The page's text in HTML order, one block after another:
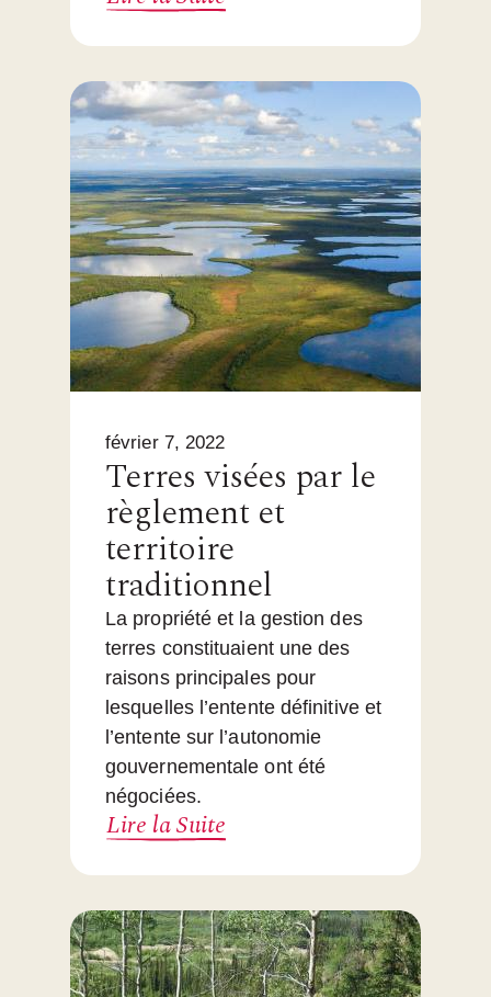
février 7, 2022
Terres visées par le
règlement et
territoire
traditionnel
La propriété et la gestion des
terres constituaient une des
raisons principales pour
lesquelles l’entente définitive et
l’entente sur l’autonomie
gouvernementale ont été
négociées.
Lire la Suite